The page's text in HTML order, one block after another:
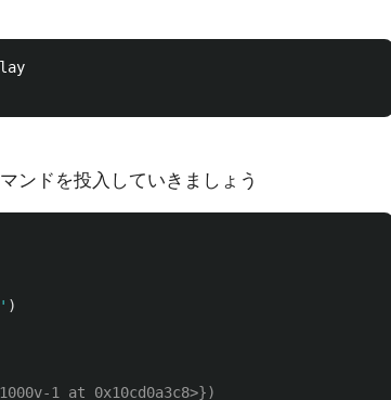
ンドを投入していきましょう
' )